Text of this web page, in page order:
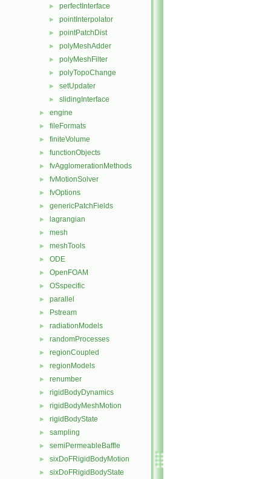
► perfectInterface
► pointInterpolator
► pointPatchDist
► polyMeshAdder
► polyMeshFilter
► polyTopoChange
► setUpdater
► slidingInterface
► engine
► fileFormats
► finiteVolume
► functionObjects
► fvAgglomerationMethods
► fvMotionSolver
► fvOptions
► genericPatchFields
► lagrangian
► mesh
► meshTools
► ODE
► OpenFOAM
► OSspecific
► parallel
► Pstream
► radiationModels
► randomProcesses
► regionCoupled
► regionModels
► renumber
► rigidBodyDynamics
► rigidBodyMeshMotion
► rigidBodyState
► sampling
► semiPermeableBaffle
► sixDoFRigidBodyMotion
► sixDoFRigidBodyState